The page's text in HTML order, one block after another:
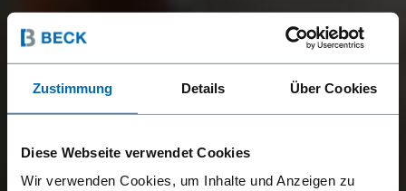
Zustimmung Details Über Cookies
Diese Webseite verwendet Cookies
Wir verwenden Cookies, um Inhalte und Anzeigen zu